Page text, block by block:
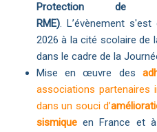
Protection de
RME). L’évènement
2026 à la cité scolaire de
dans le cadre de la
Mise en œuvre des
associations partenaires
dans un souci d’
sismiqueen France et à